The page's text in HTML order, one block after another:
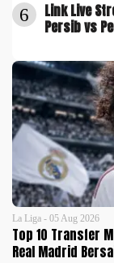
6
Link Live
Persib vs
La Liga - 05 Aug 2026
Top 10 Transfer
Real Madrid